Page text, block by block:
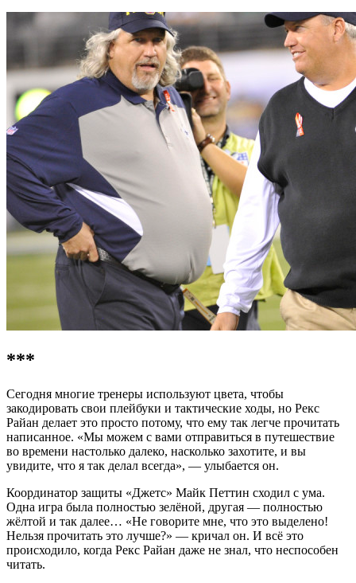
***
Сегодня многие тренеры используют цвета, чтобы
закодировать свои плейбуки и тактические ходы, но Рекс
Райан делает это просто потому, что ему так легче прочитать
написанное. «Мы можем с вами отправиться в путешествие
во времени настолько далеко, насколько захотите, и вы
увидите, что я так делал всегда», — улыбается он.
Координатор защиты «Джетс» Майк Петтин сходил с ума.
Одна игра была полностью зелёной, другая — полностью
жёлтой и так далее… «Не говорите мне, что это выделено!
Нельзя прочитать это лучше?» — кричал он. И всё это
происходило, когда Рекс Райан даже не знал, что неспособен
читать.